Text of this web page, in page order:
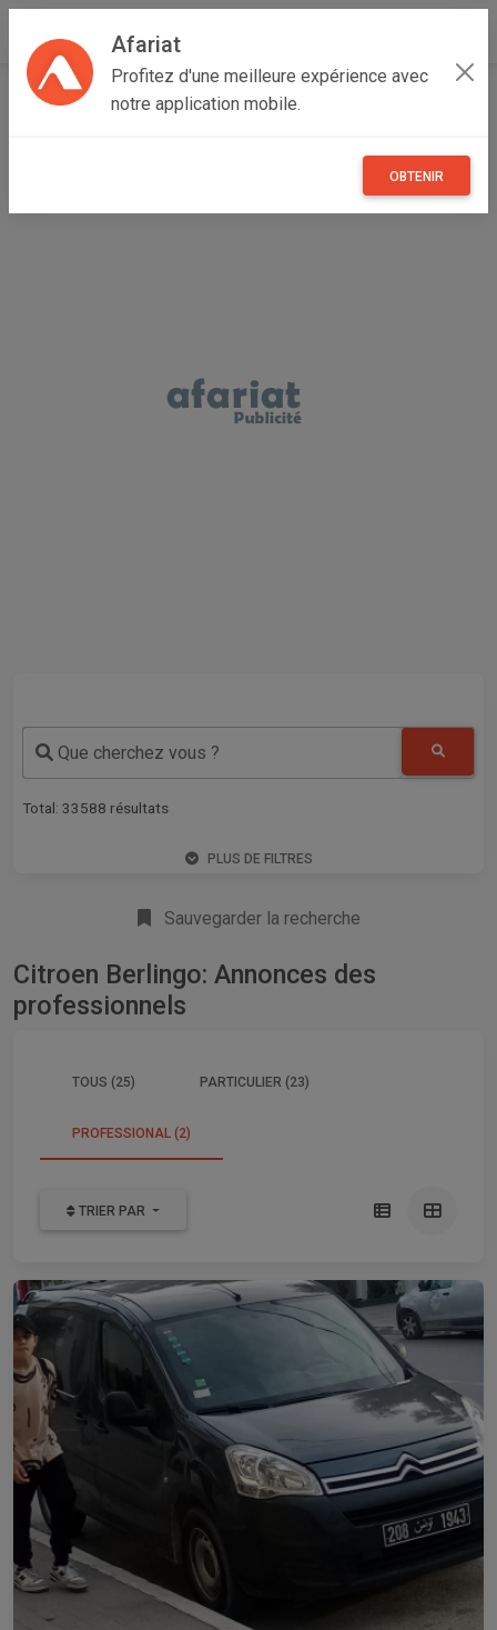
Afariat
Profitez d'une meilleure expérience avec
notre application mobile.
OBTENIR
Accueil Recherche Professionnel
Que cherchez vous ?
Total: 33588 résultats
PLUS DE FILTRES
Sauvegarder la recherche
Citroen Berlingo: Annonces des
professionnels
TOUS (25) PARTICULIER (23)
PROFESSIONAL (2)
TRIER PAR